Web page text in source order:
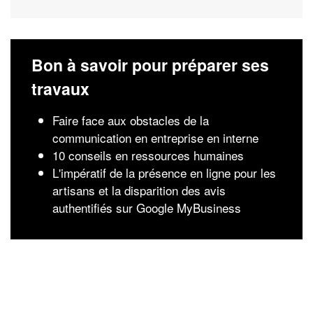
Bon à savoir pour préparer ses
travaux
Faire face aux obstacles de la
communication en entreprise en interne
10 conseils en ressources humaines
L'impératif de la présence en ligne pour les
artisans et la disparition des avis
authentifiés sur Google MyBusiness